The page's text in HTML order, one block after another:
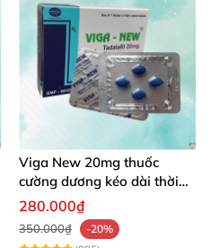
Viga New 20mg thuốc
cường dương kéo dài thời
gian chống xuất tinh
280.000₫
350.000₫
-20%